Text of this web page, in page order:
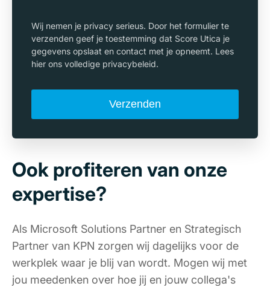
Wij nemen je privacy serieus. Door het formulier te
verzenden geef je toestemming dat Score Utica je
gegevens opslaat en contact met je opneemt. Lees
hier ons volledige privacybeleid.
Ook profiteren van onze
expertise?
Als Microsoft Solutions Partner en Strategisch
Partner van KPN zorgen wij dagelijks voor de
werkplek waar je blij van wordt. Mogen wij met
jou meedenken over hoe jij en jouw collega's